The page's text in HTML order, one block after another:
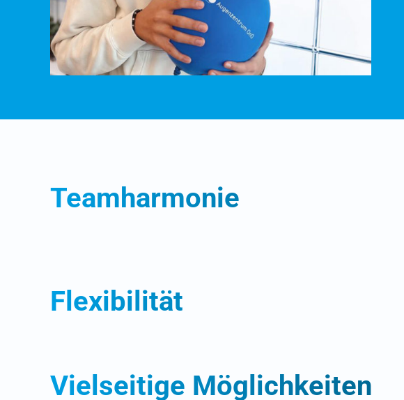
Teamharmonie
Flexibilität
Vielseitige Möglichkeiten